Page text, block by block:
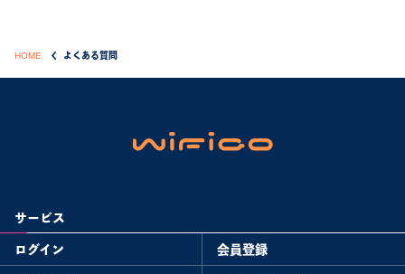
HOME よくある質問
サービス
ログイン 会員登録